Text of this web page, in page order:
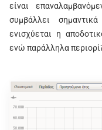
είναι
συμβάλλει
ενισχύεται η
ενώ παράλληλα